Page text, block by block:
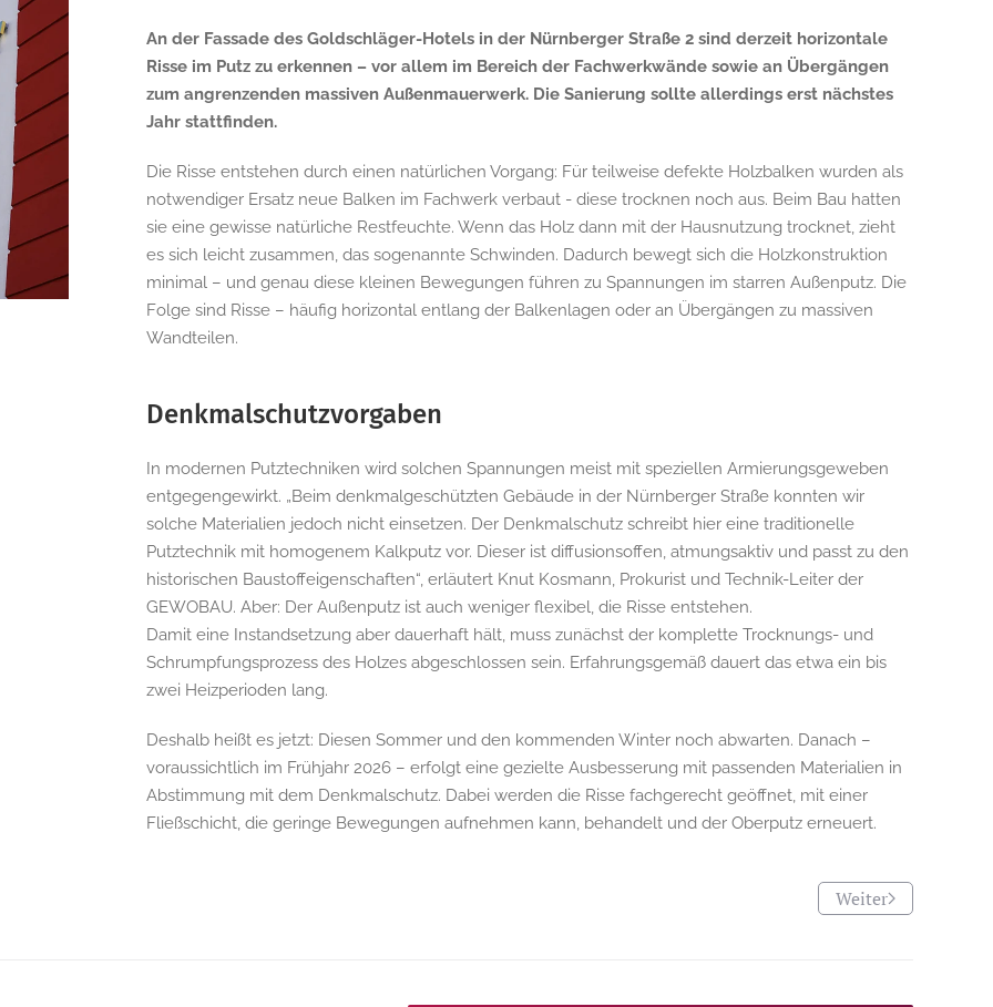
An der Fassade des Goldschläger-Hotels in der Nürnberger Straße 2 sind derzeit horizontale
Risse im Putz zu erkennen – vor allem im Bereich der Fachwerkwände sowie an Übergängen
zum angrenzenden massiven Außenmauerwerk. Die Sanierung sollte allerdings erst nächstes
Jahr stattfinden.
Die Risse entstehen durch einen natürlichen Vorgang: Für teilweise defekte Holzbalken wurden als
notwendiger Ersatz neue Balken im Fachwerk verbaut - diese trocknen noch aus. Beim Bau hatten
sie eine gewisse natürliche Restfeuchte. Wenn das Holz dann mit der Hausnutzung trocknet, zieht
es sich leicht zusammen, das sogenannte Schwinden. Dadurch bewegt sich die Holzkonstruktion
minimal – und genau diese kleinen Bewegungen führen zu Spannungen im starren Außenputz. Die
Folge sind Risse – häufig horizontal entlang der Balkenlagen oder an Übergängen zu massiven
Wandteilen.
Denkmalschutzvorgaben
In modernen Putztechniken wird solchen Spannungen meist mit speziellen Armierungsgeweben
entgegengewirkt. „Beim denkmalgeschützten Gebäude in der Nürnberger Straße konnten wir
solche Materialien jedoch nicht einsetzen. Der Denkmalschutz schreibt hier eine traditionelle
Putztechnik mit homogenem Kalkputz vor. Dieser ist diffusionsoffen, atmungsaktiv und passt zu den
historischen Baustoffeigenschaften“, erläutert Knut Kosmann, Prokurist und Technik-Leiter der
GEWOBAU. Aber: Der Außenputz ist auch weniger flexibel, die Risse entstehen.
Damit eine Instandsetzung aber dauerhaft hält, muss zunächst der komplette Trocknungs- und
Schrumpfungsprozess des Holzes abgeschlossen sein. Erfahrungsgemäß dauert das etwa ein bis
zwei Heizperioden lang.
Deshalb heißt es jetzt: Diesen Sommer und den kommenden Winter noch abwarten. Danach –
voraussichtlich im Frühjahr 2026 – erfolgt eine gezielte Ausbesserung mit passenden Materialien in
Abstimmung mit dem Denkmalschutz. Dabei werden die Risse fachgerecht geöffnet, mit einer
Fließschicht, die geringe Bewegungen aufnehmen kann, behandelt und der Oberputz erneuert.
Weiter